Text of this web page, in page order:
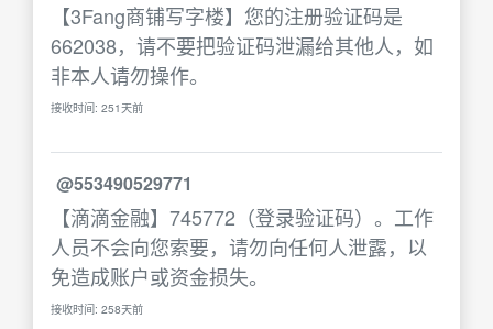
【3Fang商铺写字楼】您的注册验证码是
662038，请不要把验证码泄漏给其他人，如
非本人请勿操作。
接收时间: 251天前
@553490529771
【滴滴金融】745772（登录验证码）。工作
人员不会向您索要，请勿向任何人泄露，以
免造成账户或资金损失。
接收时间: 258天前